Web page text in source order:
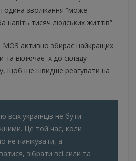
зволікання “може
навіть тисяч людських життів”.
МОЗ активно збирає найкращих
та включає їх до складу
щоб ще швидше реагувати на
всіх українців не бути
Це той час, коли
не панікувати, а
зібрати всі сили та